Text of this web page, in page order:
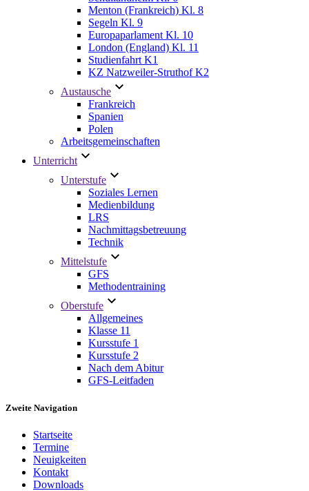
Menton (Frankreich) Kl. 8
Segeln Kl. 9
Europaparlament Kl. 10
London (England) Kl. 11
Studienfahrt K1
KZ Natzweiler-Struthof K2
Austausche
Frankreich
Spanien
Polen
Arbeitsgemeinschaften
Unterricht
Unterstufe
Soziales Lernen
Medienbildung
LRS
Nachmittagsbetreuung
Technik
Mittelstufe
GFS
Methodentraining
Oberstufe
Allgemeines
Klasse 11
Kursstufe 1
Kursstufe 2
Nach dem Abitur
GFS-Leitfaden
Zweite Navigation
Startseite
Termine
Neuigkeiten
Kontakt
Downloads